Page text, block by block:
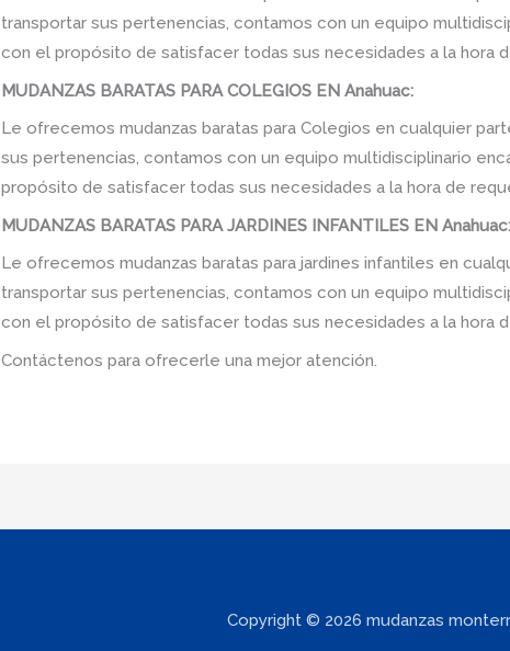
transportar sus pertenencias, contamos con un equipo
con el propósito de satisfacer todas sus necesidades a la hora
MUDANZAS BARATAS PARA COLEGIOS EN Anahuac:
Le ofrecemos mudanzas baratas para Colegios en cualquier
sus pertenencias, contamos con un equipo multidisciplinario
propósito de satisfacer todas sus necesidades a la hora de
MUDANZAS BARATAS PARA JARDINES INFANTILES EN Anahuac:
Le ofrecemos mudanzas baratas para jardines infantiles en
transportar sus pertenencias, contamos con un equipo
con el propósito de satisfacer todas sus necesidades a la hora
Contáctenos para ofrecerle una mejor atención.
Copyright © 2026 mudanzas